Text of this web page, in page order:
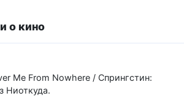
о кино
Me From Nowhere / Спрингстин:
Ниоткуда.